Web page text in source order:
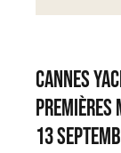
Cannes
premières
13